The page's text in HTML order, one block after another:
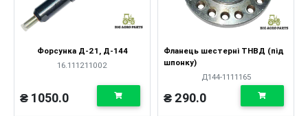
Форсунка Д-21, Д-144
16.111211002
₴ 1050.0
Фланець шестерні ТНВД (під
шпонку)
Д144-1111165
₴ 290.0